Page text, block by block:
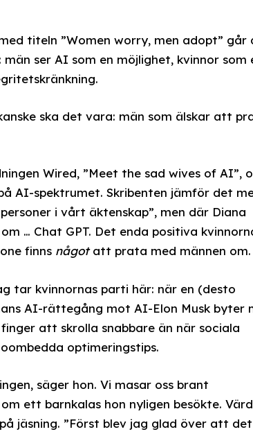
titeln ”Women worry, men adopt” går
ser AI som en möjlighet, kvinnor som
ska det vara: män som älskar att
Wired, ”Meet the sad wives of AI”,
AI-spektrumet. Skribenten jämför det
i vårt äktenskap”, men där Diana
… Chat GPT. Det enda positiva
finns någotatt prata med männen om.
tar kvinnornas parti här: när en (desto
AI-rättegång mot AI-Elon Musk byter
att skrolla snabbare än när sociala
optimeringstips.
säger hon. Vi masar oss brant
ett barnkalas hon nyligen besökte.
jäsning. ”Först blev jag glad över att det